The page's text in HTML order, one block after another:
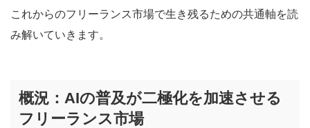
これからのフリーランス市場で生き残るための共通軸を読
み解いていきます。
概況：AIの普及が二極化を加速させる
フリーランス市場